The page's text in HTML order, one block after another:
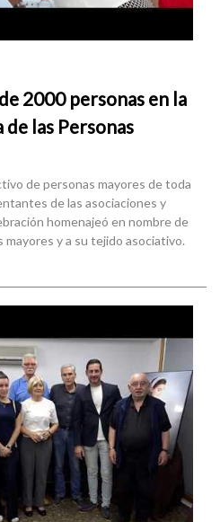
2000 personas en la
las Personas
de personas mayores de toda
de las asociaciones y
homenajeó en nombre de
mayores y a su tejido asociativo.